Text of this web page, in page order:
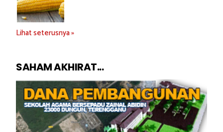
Lihat seterusnya »
SAHAM AKHIRAT...